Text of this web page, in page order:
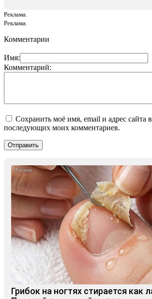
Реклама.
Реклама.
Комментарии
Имя:
Комментарий:
Сохранить моё имя, email и адрес сайта
последующих моих комментариев.
Грибок на ногтях стирается как